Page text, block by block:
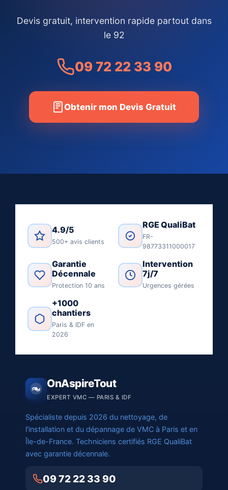
Devis gratuit, intervention rapide partout dans
le 92
09 72 22 33 90
Obtenir mon Devis Gratuit
4.9/5
500+ avis clients
RGE QualiBat
FR-
98773311000017
Garantie
Décennale
Protection 10 ans
Intervention
7j/7
Urgences gérées
+1000
chantiers
Paris & IDF en
2026
OnAspireTout
EXPERT VMC — PARIS & IDF
Spécialiste depuis 2026 du nettoyage, de
l'installation et du dépannage de VMC à Paris et en
Île-de-France. Techniciens certifiés RGE QualiBat
avec garantie décennale.
09 72 22 33 90